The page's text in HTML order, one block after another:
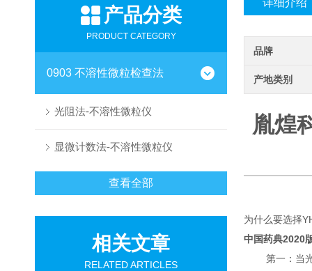
产品分类
PRODUCT CATEGORY
0903 不溶性微粒检查法
光阻法-不溶性微粒仪
显微计数法-不溶性微粒仪
查看全部
相关文章
RELATED ARTICLES
详细介绍
品牌
产地类别
胤煌
为什么要选择
中国药典2020
第一：当